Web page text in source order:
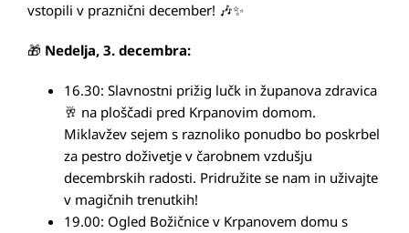
vstopili v praznični december! 🎶✨
🎁 Nedelja, 3. decembra:
16.30: Slavnostni prižig lučk in županova zdravica
🥂 na ploščadi pred Krpanovim domom.
Miklavžev sejem s raznoliko ponudbo bo poskrbel
za pestro doživetje v čarobnem vzdušju
decembrskih radosti. Pridružite se nam in uživajte
v magičnih trenutkih!
19.00: Ogled Božičnice v Krpanovem domu s